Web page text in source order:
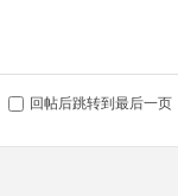
回帖后跳转到最后一页